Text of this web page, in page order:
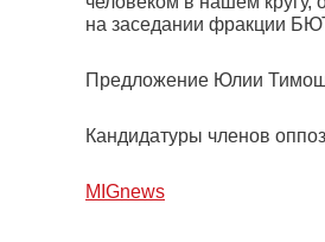
на заседании фракции
Предложение Юлии
Кандидатуры членов
МIGnews